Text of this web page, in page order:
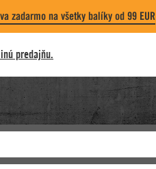
zadarmo na všetky balíky od 99 EUR
predajňu.